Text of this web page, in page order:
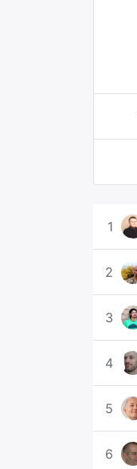
1
2
3
4
5
6